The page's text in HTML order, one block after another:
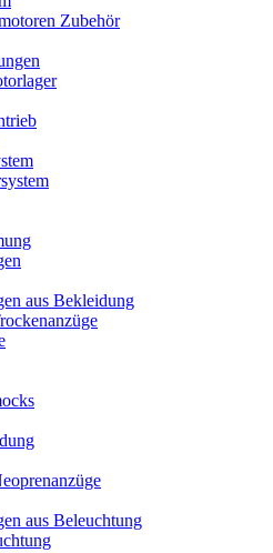
Zubehör
aus Bekleidung
aus Beleuchtung